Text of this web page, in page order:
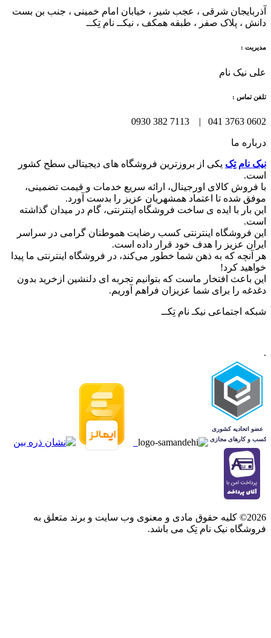
آذربایجان شرقی ، عجب شیر ، خیابان امام خمینی ، جنب بن بست
دانش ، پلاک صفر ، طبقه همکف ، نیکــ نام تِکــ
مدیریت :
علی نیک نام
تلفن تماس :
0602 3763 041 | 7113 382 0930
درباره ما
نیک نام تِک یکی از بروزترین فروشگاه های دیجیتالی سطح کشور
است.
با فروش کالای اورجینال، ارائه سریع خدمات و قیمت تضمینی،
موفق شده تا اعتماد همشهریان عزیز را بدست آورد.
این بار با ایده ی ساخت فروشگاه اینترنتی، گام در میدان گذاشته
است.
این فروشگاه اینترنتی کسب رضایت هموطنان گرامی در سراسر
ایران عزیز را هدف خود قرار داده است.
هر آنچه که به ذهن شما خطور می‌کند، در فروشگاه اینترنتی ما پیدا
خواهید کرد!
این باعث افتخار ماست که بتوانیم تجربه ای دلنشین ازخرید بدون
دغدغه را برای شما عزیزان فراهم آوریم.
شبکه‌ اجتماعی نیکـ نام تِکــ
.
2026© کلیه حقوق مادی و معنوی وب سایت و برند متعلق به
فروشگاه نیک نام تِک می باشد.